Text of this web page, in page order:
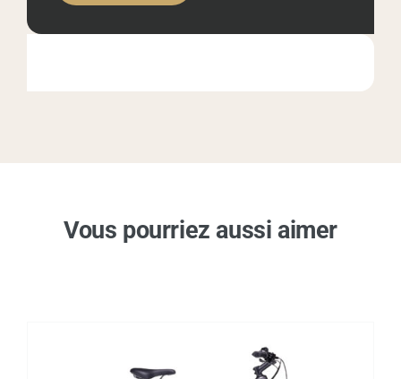
Vous pourriez aussi aimer